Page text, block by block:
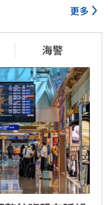
更多
海警